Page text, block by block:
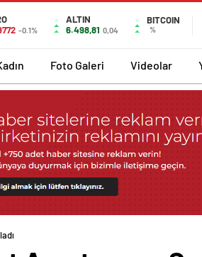
-0.1%
ALTIN
6.498,81 0,04
BITCOIN
%
Foto Galeri Videolar